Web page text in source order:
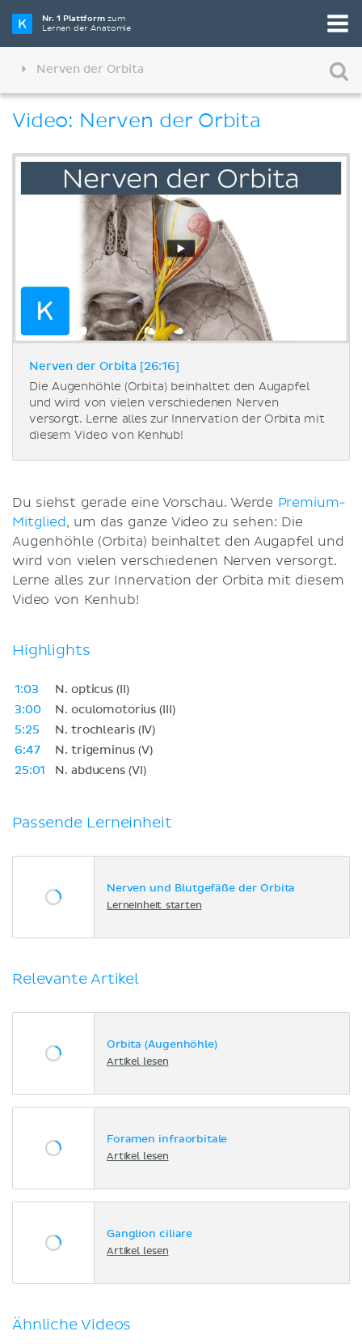
Nr. 1 Plattformzum
Lernen der Anatomie
Nerven der Orbita
Video: Nerven der Orbita
Nerven der Orbita [26:16]
Die Augenhöhle (Orbita) beinhaltet den Augapfel
und wird von vielen verschiedenen Nerven
versorgt. Lerne alles zur Innervation der Orbita mit
diesem Video von Kenhub!
Du siehst gerade eine Vorschau. Werde Premium-
Mitglied, um das ganze Video zu sehen: Die
Augenhöhle (Orbita) beinhaltet den Augapfel und
wird von vielen verschiedenen Nerven versorgt.
Lerne alles zur Innervation der Orbita mit diesem
Video von Kenhub!
Highlights
1:03
N. opticus (II)
3:00
N. oculomotorius (III)
5:25
N. trochlearis (IV)
6:47
N. trigeminus (V)
25:01
N. abducens (VI)
Passende Lerneinheit
Nerven und Blutgefäße der Orbita
Lerneinheit starten
Relevante Artikel
Orbita (Augenhöhle)
Artikel lesen
Foramen infraorbitale
Artikel lesen
Ganglion ciliare
Artikel lesen
Ähnliche Videos